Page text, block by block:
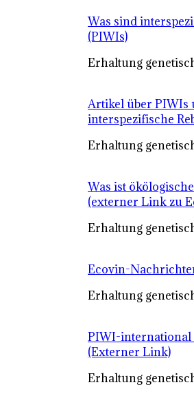
Was sind
(PIWIs)
Erhaltung
Artikel über PIWIs
interspezifische
Erhaltung
Was ist
(externer Link zu
Erhaltung
Ecovin-
Erhaltung
PIWI-
(Externer Link)
Erhaltung